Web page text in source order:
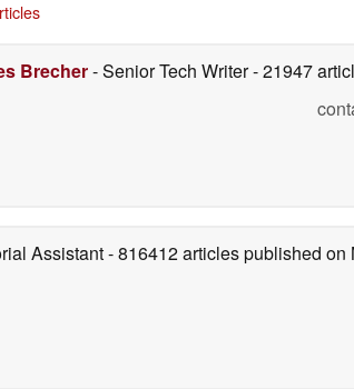
Brecher- Senior Tech Writer- 21947
Assistant- 816412 articles published on